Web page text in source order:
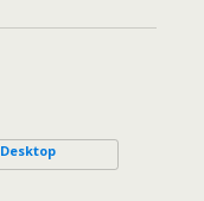
Desktop